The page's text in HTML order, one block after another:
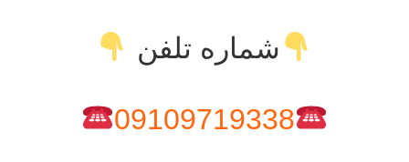
شماره تلفن
09109719338